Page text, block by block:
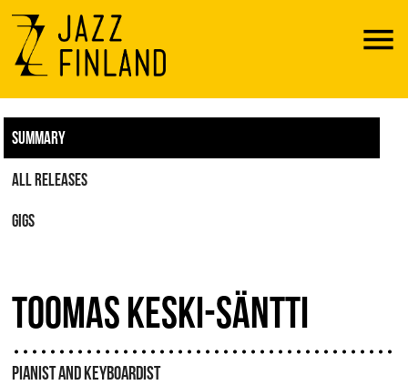
Menu
SUMMARY
ALL RELEASES
GIGS
TOOMAS KESKI-SÄNTTI
PIANIST AND KEYBOARDIST